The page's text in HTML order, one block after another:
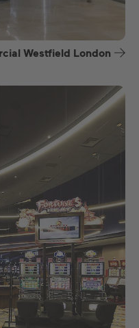
Westfield London